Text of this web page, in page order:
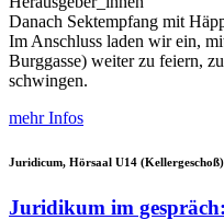
Danach Sektempfang mit
Im Anschluss laden wir ein,
Burggasse) weiter zu feiern,
schwingen.
mehr Infos
Juridicum, Hörsaal U14
Juridikum im